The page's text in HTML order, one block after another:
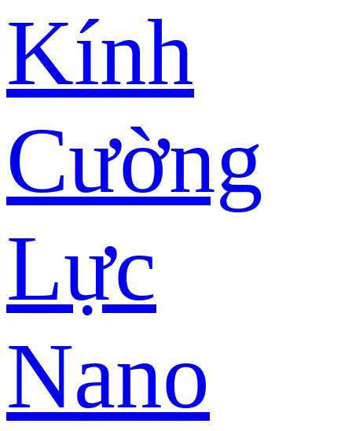
Kính
Cường
Lực
Nano